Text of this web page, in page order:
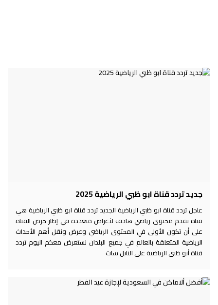
جديد تردد قناة ابو ظبي الرياضية 2025
عاجل تردد قناة ابو ظبي الرياضية الجديد تردد قناة ابو ظبي الرياضية هي
قناة تقدم محتوى رياضي هادف لأغراض متعددة في إطار حرص القناة
على أن تكون الأولى في المحتوى الرياضي وعرض ونقل أهم الأحداث
الرياضية المتعلقة بالعالم في جميع البلدان نستعرض معكم اليوم تردد
قناة أبو ظبي الرياضية على النايل سات